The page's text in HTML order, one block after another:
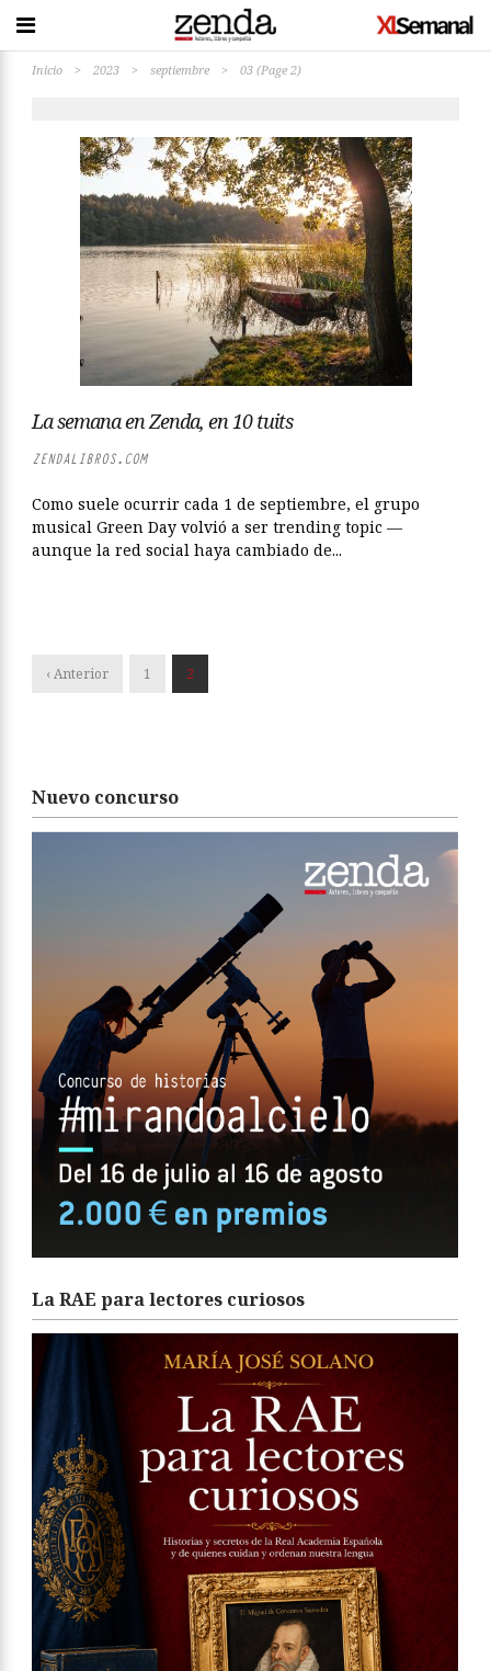
Inicio > 2023 > septiembre > 03 (Page 2)
La semana en Zenda, en 10 tuits
ZENDALIBROS.COM
Como suele ocurrir cada 1 de septiembre, el grupo
musical Green Day volvió a ser trending topic —
aunque la red social haya cambiado de...
‹ Anterior 1 2
Nuevo concurso
La RAE para lectores curiosos